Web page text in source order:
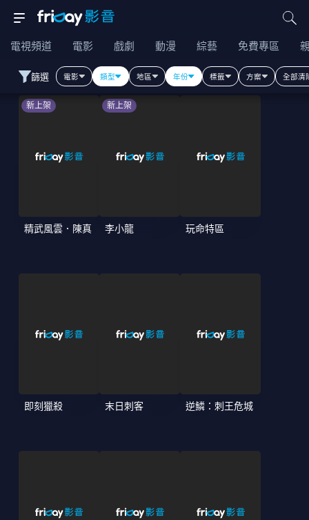
電視頻道 電影 戲劇 動漫 綜藝 免費專區
篩選 電影 類型 地區 年份 標籤 方案 全部清
新上架
精武風雲．陳真
新上架
李小龍 玩命特區
即刻獵殺 末日刺客 逆鱗：刺王危城